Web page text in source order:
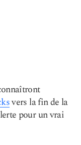
vers la fin de la
pour un vrai